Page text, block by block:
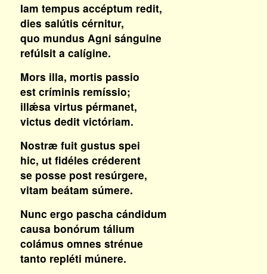
Iam tempus accéptum redit,
dies salútis cérnitur,
quo mundus Agni sánguine
refúlsit a calígine.
Mors illa, mortis passio
est críminis remíssio;
illǽsa virtus pérmanet,
victus dedit victóriam.
Nostræ fuit gustus spei
hic, ut fidéles créderent
se posse post resúrgere,
vitam beátam súmere.
Nunc ergo pascha cándidum
causa bonórum tálium
colámus omnes strénue
tanto repléti múnere.